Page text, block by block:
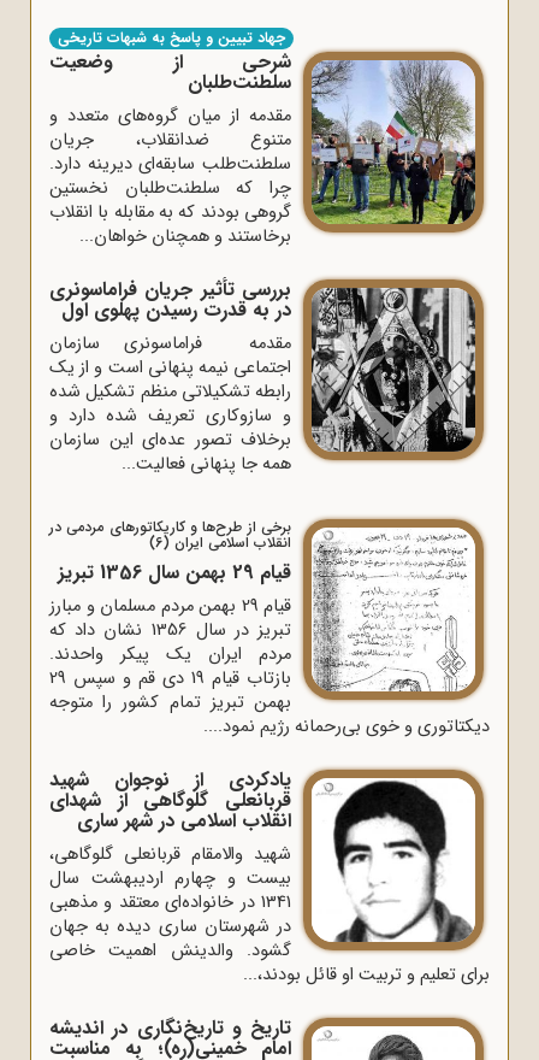
جهاد تبیین و پاسخ به شبهات تاریخی
شرحی از وضعیت
سلطنت‌طلبان
مقدمه از میان گروه‌های متعدد و
متنوع ضدانقلاب، جریان
سلطنت‌طلب سابقه‌ای دیرینه‌ دارد.
چرا که سلطنت‌طلبان نخستین
گروهی بودند که به مقابله با انقلاب
برخاستند و همچنان خواهان...
بررسی تأثیر جریان فراماسونری
در به قدرت رسیدن پهلوی اول
مقدمه فراماسونری سازمان
اجتماعی نیمه پنهانی است و از یک
رابطه تشکیلاتی منظم تشکیل شده
و سازوکاری تعریف شده دارد و
برخلاف تصور عده‌ای این سازمان
همه جا پنهانی فعالیت...
برخی از طرح‌ها و کاریکاتورهای مردمی در
انقلاب اسلامی ایران (6)
قیام 29 بهمن سال 1356 تبریز
قیام 29 بهمن مردم مسلمان و مبارز
تبریز در سال 1356 نشان داد که
مردم ایران یک پیکر واحدند.
بازتاب قیام 19 دی قم و سپس 29
بهمن تبریز تمام کشور را متوجه
دیکتاتوری و خوی بی‌رحمانه رژیم نمود....
یادکردی از نوجوان شهید
قربانعلی گلوگاهی از شهدای
انقلاب اسلامی در شهر ساری
شهید والا‌مقام قربانعلی گلوگاهی،
بیست و چهارم اردیبهشت سال
1341 در خانواده‌ای معتقد و مذهبی
در شهرستان ساری دیده به جهان
گشود. والدینش اهمیت خاصی
برای تعلیم و تربیت او قائل بودند،...
تاریخ و تاریخ‌نگاری در اندیشه
امام خمینی(ره)؛ به مناسبت